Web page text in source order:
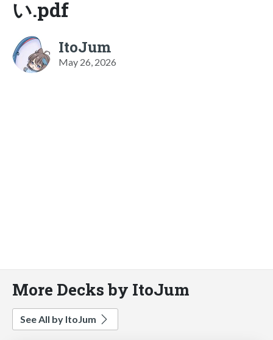
い.pdf
ItoJum
May 26, 2026
More Decks by ItoJum
See All by ItoJum